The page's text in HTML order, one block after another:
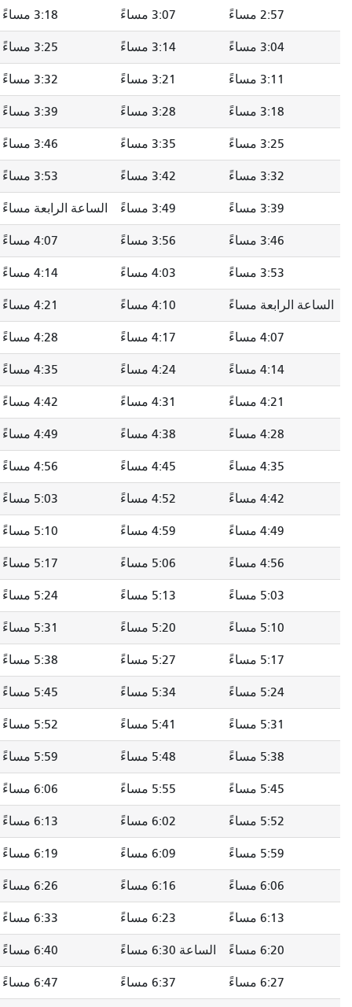
2:57 مساءً 3:07 مساءً 3:18 مساءً
3:04 مساءً 3:14 مساءً 3:25 مساءً
3:11 مساءً 3:21 مساءً 3:32 مساءً
3:18 مساءً 3:28 مساءً 3:39 مساءً
3:25 مساءً 3:35 مساءً 3:46 مساءً
3:32 مساءً 3:42 مساءً 3:53 مساءً
3:39 مساءً 3:49 مساءً الساعة الرابعة مساءً
3:46 مساءً 3:56 مساءً 4:07 مساءً
3:53 مساءً 4:03 مساءً 4:14 مساءً
الساعة الرابعة مساءً 4:10 مساءً 4:21 مساءً
4:07 مساءً 4:17 مساءً 4:28 مساءً
4:14 مساءً 4:24 مساءً 4:35 مساءً
4:21 مساءً 4:31 مساءً 4:42 مساءً
4:28 مساءً 4:38 مساءً 4:49 مساءً
4:35 مساءً 4:45 مساءً 4:56 مساءً
4:42 مساءً 4:52 مساءً 5:03 مساءً
4:49 مساءً 4:59 مساءً 5:10 مساءً
4:56 مساءً 5:06 مساءً 5:17 مساءً
5:03 مساءً 5:13 مساءً 5:24 مساءً
5:10 مساءً 5:20 مساءً 5:31 مساءً
5:17 مساءً 5:27 مساءً 5:38 مساءً
5:24 مساءً 5:34 مساءً 5:45 مساءً
5:31 مساءً 5:41 مساءً 5:52 مساءً
5:38 مساءً 5:48 مساءً 5:59 مساءً
5:45 مساءً 5:55 مساءً 6:06 مساءً
5:52 مساءً 6:02 مساءً 6:13 مساءً
5:59 مساءً 6:09 مساءً 6:19 مساءً
6:06 مساءً 6:16 مساءً 6:26 مساءً
6:13 مساءً 6:23 مساءً 6:33 مساءً
6:20 مساءً الساعة 6:30 مساءً 6:40 مساءً
6:27 مساءً 6:37 مساءً 6:47 مساءً